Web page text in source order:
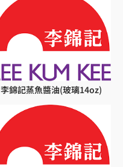
李錦記蒸魚醬油(玻璃14oz)